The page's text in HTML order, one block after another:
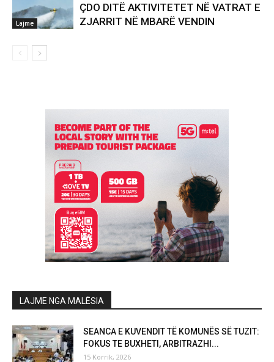
Lajme
ÇDO DITË AKTIVITETET NË VATRAT E
ZJARRIT NË MBARË VENDIN
LAJME NGA MALËSIA
SEANCA E KUVENDIT TË KOMUNËS SË TUZIT:
FOKUS TE BUXHETI, ARBITRAZHI...
15 Korrik, 2026